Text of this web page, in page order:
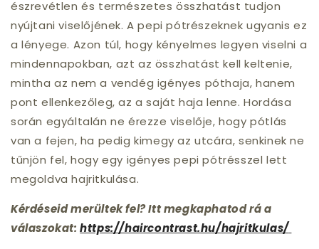
észrevétlen és természetes összhatást tudjon
nyújtani viselőjének. A pepi pótrészeknek ugyanis ez
a lényege. Azon túl, hogy kényelmes legyen viselni a
mindennapokban, azt az összhatást kell keltenie,
mintha az nem a vendég igényes póthaja, hanem
pont ellenkezőleg, az a saját haja lenne. Hordása
során egyáltalán ne érezze viselője, hogy pótlás
van a fejen, ha pedig kimegy az utcára, senkinek ne
tűnjön fel, hogy egy igényes pepi pótrésszel lett
megoldva hajritkulása.
Kérdéseid merültek fel? Itt megkaphatod rá a
válaszokat:https://haircontrast.hu/hajritkulas/